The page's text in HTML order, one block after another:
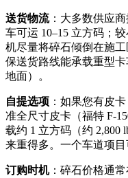
送货物流：大多数供应
车可运 10–15 立方码；
机尽量将碎石倾倒在施
保送货路线能承载重型
地面）。
自提选项 ：如果您有皮
准全尺寸皮卡（福特 F-
载约 1 立方码（约
来重得多。一个车道项目
订购时机：碎石价格通